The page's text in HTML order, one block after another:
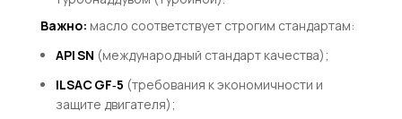
Важно: масло соответствует строгим стандартам:
API SN (международный стандарт качества);
ILSAC GF‑5 (требования к экономичности и
защите двигателя);